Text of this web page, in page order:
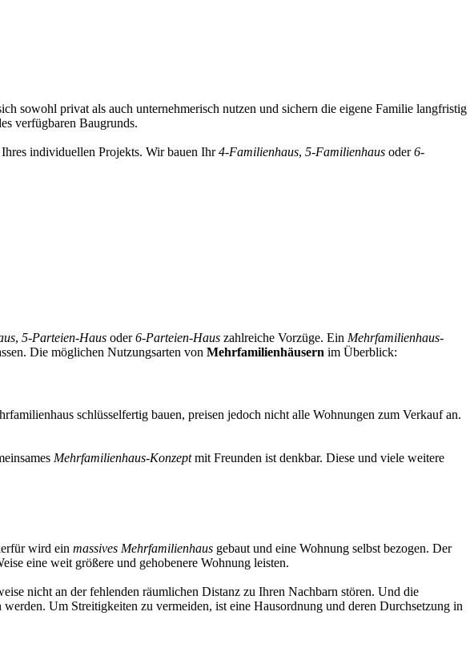
sowohl privat als auch unternehmerisch nutzen und sichern die eigene Familie langfristig
verfügbaren Baugrunds.
individuellen Projekts. Wir bauen Ihr4-Familienhaus, 5-Familienhaus oder6-
, 5-Parteien-Haus oder6-Parteien-Haus zahlreiche Vorzüge. Ein Mehrfamilienhaus-
Die möglichen Nutzungsarten von Mehrfamilienhäusern im Überblick:
schlüsselfertig bauen, preisen jedoch nicht alle Wohnungen zum Verkauf an.
Mehrfamilienhaus-Konzeptmit Freunden ist denkbar. Diese und viele weitere
wird ein massives Mehrfamilienhaus gebaut und eine Wohnung selbst bezogen. Der
eine weit größere und gehobenere Wohnung leisten.
nicht an der fehlenden räumlichen Distanz zu Ihren Nachbarn stören. Und die
Um Streitigkeiten zu vermeiden, ist eine Hausordnung und deren Durchsetzung in